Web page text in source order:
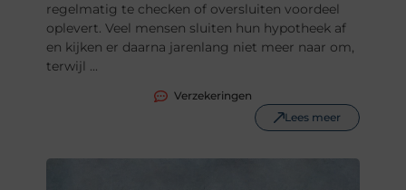
regelmatig te checken of oversluiten voordeel
oplevert. Veel mensen sluiten hun hypotheek af
en kijken er daarna jarenlang niet meer naar om,
terwijl ...
Verzekeringen
Lees meer